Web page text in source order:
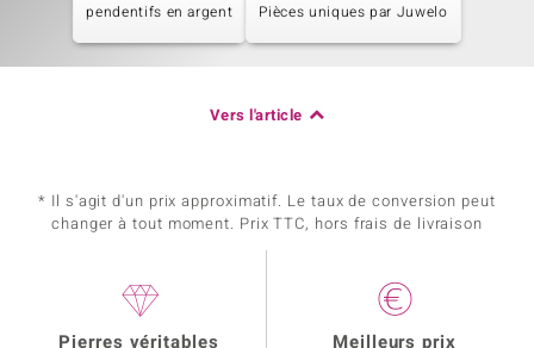
pendentifs en argent Pièces uniques par Juwelo
Vers l'article
* Il s'agit d'un prix approximatif. Le taux de conversion peut
changer à tout moment. Prix TTC, hors frais de livraison
Pierres véritables Meilleurs prix